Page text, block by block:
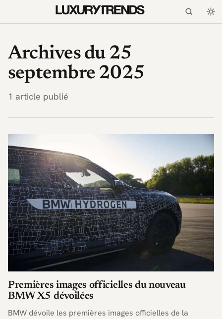
Archives du 25
septembre 2025
1 article publié
Premières images officielles du nouveau
BMW X5 dévoilées
BMW dévoile les premières images officielles de la